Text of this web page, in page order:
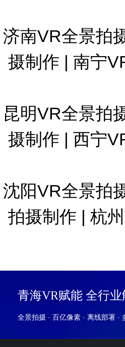
济南VR全景拍
摄制作 | 南宁
昆明VR全景拍
摄制作 | 西宁
沈阳VR全景拍
拍摄制作 | 杭
青海VR赋能 全行
全景拍摄 · 百亿像素 · 离线部署 ·